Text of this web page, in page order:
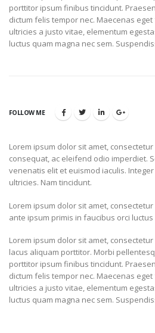
porttitor ipsum finibus tincidunt.
dictum felis tempor nec. Maecenas
ultricies a justo vitae, elementum
luctus quam magna nec sem.
FOLLOW ME
Lorem ipsum dolor sit amet,
consequat, ac eleifend odio imperdiet.
venenatis elit et euismod iaculis.
ultricies. Nam tincidunt.
Lorem ipsum dolor sit amet,
ante ipsum primis in faucibus orci
Lorem ipsum dolor sit amet,
lacus aliquam porttitor. Morbi
porttitor ipsum finibus tincidunt.
dictum felis tempor nec. Maecenas
ultricies a justo vitae, elementum
luctus quam magna nec sem.